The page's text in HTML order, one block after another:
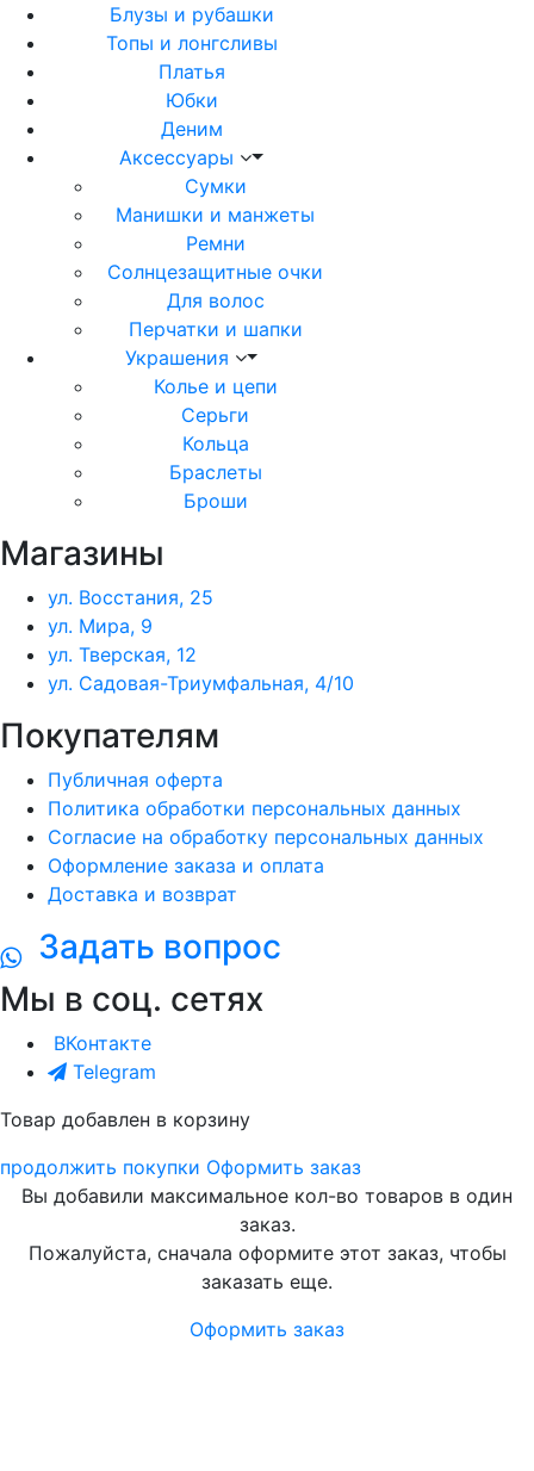
Блузы и рубашки
Топы и лонгсливы
Платья
Юбки
Деним
Аксессуары
Сумки
Манишки и манжеты
Ремни
Солнцезащитные очки
Для волос
Перчатки и шапки
Украшения
Колье и цепи
Серьги
Кольца
Браслеты
Броши
Магазины
ул. Восстания, 25
ул. Мира, 9
ул. Тверская, 12
ул. Садовая-Триумфальная, 4/10
Покупателям
Публичная оферта
Политика обработки персональных данных
Согласие на обработку персональных данных
Оформление заказа и оплата
Доставка и возврат
Задать вопрос
Мы в соц. сетях
ВКонтакте
Telegram
Товар добавлен в корзину
продолжить покупки Оформить заказ
Вы добавили максимальное кол-во товаров в один
заказ.
Пожалуйста, сначала оформите этот заказ, чтобы
заказать еще.
Оформить заказ